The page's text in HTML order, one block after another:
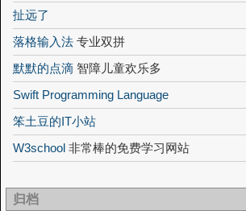
扯远了
落格输入法 专业双拼
默默的点滴 智障儿童欢乐多
Swift Programming Language
笨土豆的IT小站
W3school 非常棒的免费学习网站
归档